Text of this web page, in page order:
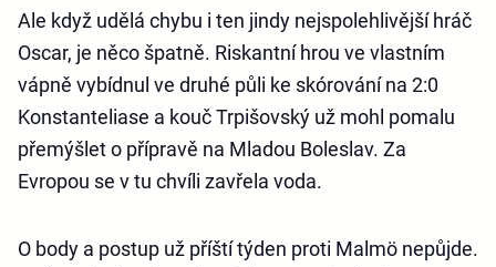
Ale když udělá chybu i ten jindy nejspolehlivější hráč
Oscar, je něco špatně. Riskantní hrou ve vlastním
vápně vybídnul ve druhé půli ke skórování na 2:0
Konstanteliase a kouč Trpišovský už mohl pomalu
přemýšlet o přípravě na Mladou Boleslav. Za
Evropou se v tu chvíli zavřela voda.
O body a postup už příští týden proti Malmö nepůjde.